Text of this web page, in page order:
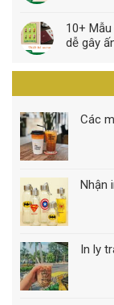
10+
dễ gây
Các
Nhận
In ly